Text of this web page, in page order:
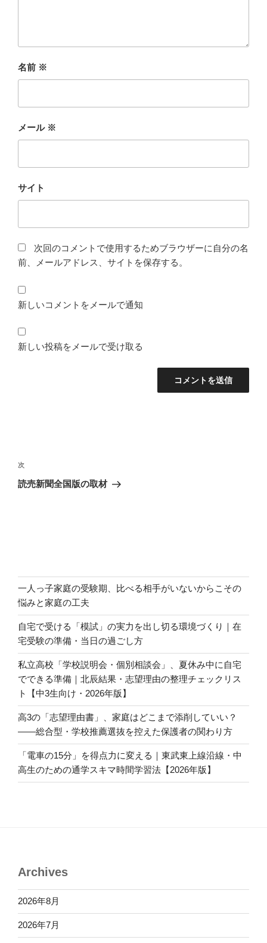
名前 ※
メール ※
サイト
次回のコメントで使用するためブラウザーに自分の名
前、メールアドレス、サイトを保存する。
新しいコメントをメールで通知
新しい投稿をメールで受け取る
稿
ナ
ン
次
の
次
読売新聞全国版の取材
一人っ子家庭の受験期、比べる相手がいないからこその
悩みと家庭の工夫
自宅で受ける「模試」の実力を出し切る環境づくり｜在
宅受験の準備・当日の過ごし方
私立高校「学校説明会・個別相談会」、夏休み中に自宅
でできる準備｜北辰結果・志望理由の整理チェックリス
ト【中3生向け・2026年版】
高3の「志望理由書」、家庭はどこまで添削していい？
――総合型・学校推薦選抜を控えた保護者の関わり方
「電車の15分」を得点力に変える｜東武東上線沿線・中
高生のための通学スキマ時間学習法【2026年版】
Archives
2026年8月
2026年7月